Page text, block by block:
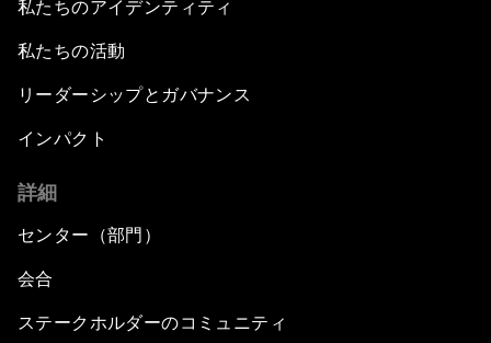
私たちのアイデンティティ
私たちの活動
リーダーシップとガバナンス
インパクト
詳細
センター（部門）
会合
ステークホルダーのコミュニティ